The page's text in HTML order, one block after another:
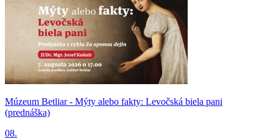
Múzeum Betliar - Mýty alebo fakty: Levočská biela pani
(prednáška)
08.